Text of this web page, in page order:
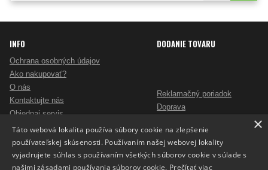
INFO DODANIE TOVARU
Ochrana osobných údajov
Ako nakupovať?
O nás
Kontaktujte nás
Objednaj servis
Pošlite mi ponuku
Ako vybrať skartovač?
Nezáväzný dopyt na reklamné predmety
Potlač reklamných predmetov
Reklamačný poriadok
Doprava
Alternatívne riešenie sporov
Odstúpenie od zmluvy
×
Táto webová lokalita používa súbory cookie na zlepšenie
používateľskej skúsenosti. Používaním našej webovej lokality
vyjadrujete súhlas s používaním všetkých súborov cookie v súlade s
našimi zásadami používania súborov cookie. Prečítať viac